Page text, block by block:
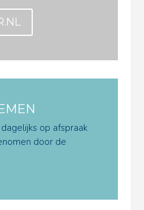
op afspraak
door de